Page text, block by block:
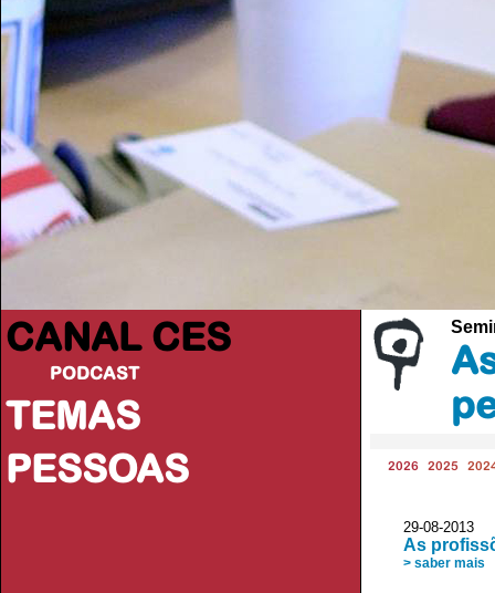
CANAL CES
PODCAST
TEMAS
PESSOAS
2026 2025
29-08-
As
> saber mais